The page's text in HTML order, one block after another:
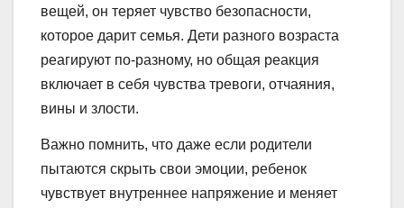
вещей, он теряет чувство безопасности,
которое дарит семья. Дети разного возраста
реагируют по-разному, но общая реакция
включает в себя чувства тревоги, отчаяния,
вины и злости.
Важно помнить, что даже если родители
пытаются скрыть свои эмоции, ребенок
чувствует внутреннее напряжение и меняет